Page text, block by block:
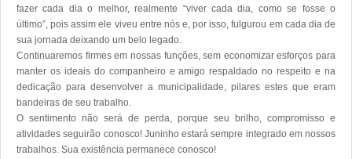
fazer cada dia o melhor, realmente “viver cada dia, como se fosse o
último”, pois assim ele viveu entre nós e, por isso, fulgurou em cada dia de
sua jornada deixando um belo legado.
Continuaremos firmes em nossas funções, sem economizar esforços para
manter os ideais do companheiro e amigo respaldado no respeito e na
dedicação para desenvolver a municipalidade, pilares estes que eram
bandeiras de seu trabalho.
O sentimento não será de perda, porque seu brilho, compromisso e
atividades seguirão conosco! Juninho estará sempre integrado em nossos
trabalhos. Sua existência permanece conosco!